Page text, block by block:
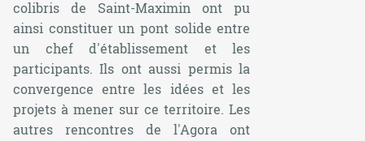
colibris de Saint-Maximin ont pu
ainsi constituer un pont solide entre
un chef d'établissement et les
participants. Ils ont aussi permis la
convergence entre les idées et les
projets à mener sur ce territoire. Les
autres rencontres de l'Agora ont